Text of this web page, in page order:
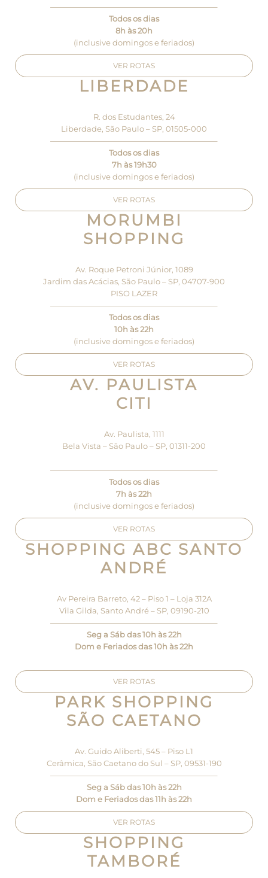
—————————————————————–
Todos os dias
8h às 20h
(inclusive domingos e feriados)
VER ROTAS
LIBERDADE
R. dos Estudantes, 24
Liberdade, São Paulo – SP, 01505-000
—————————————————————–
Todos os dias
7h às 19h30
(inclusive domingos e feriados)
VER ROTAS
MORUMBI
SHOPPING
Av. Roque Petroni Júnior, 1089
Jardim das Acácias, São Paulo – SP, 04707-900
PISO LAZER
—————————————————————–
Todos os dias
10h às 22h
(inclusive domingos e feriados)
VER ROTAS
AV. PAULISTA
CITI
Av. Paulista, 1111
Bela Vista – São Paulo – SP, 01311-200
—————————————————————–
Todos os dias
7h às 22h
(inclusive domingos e feriados)
VER ROTAS
SHOPPING ABC SANTO
ANDRÉ
Av Pereira Barreto, 42 – Piso 1 – Loja 312A
Vila Gilda, Santo André – SP, 09190-210
—————————————————————–
Seg a Sáb das 10h às 22h
Dom e Feriados das 10h às 22h
VER ROTAS
PARK SHOPPING
SÃO CAETANO
Av. Guido Aliberti, 545 – Piso L1
Cerâmica, São Caetano do Sul – SP, 09531-190
—————————————————————–
Seg a Sáb das 10h às 22h
Dom e Feriados das 11h às 22h
VER ROTAS
SHOPPING
TAMBORÉ